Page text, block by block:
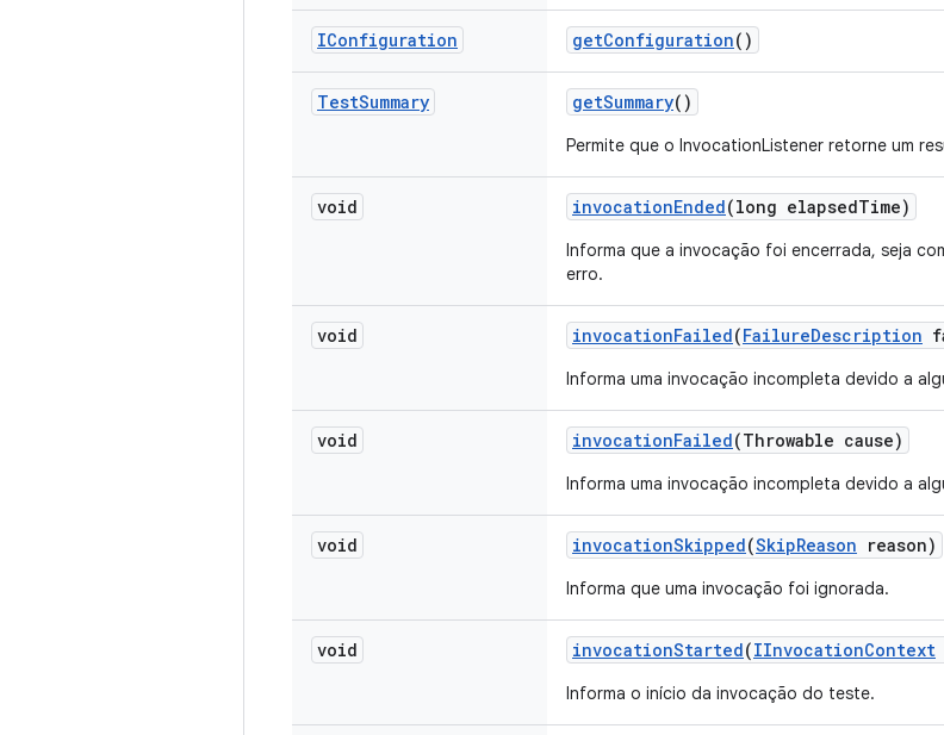
IConfiguration getConfiguration()
TestSummary getSummary()
Permite que o InvocationListener retorne um
void invocationEnded(long elapsedTime)
Informa que a invocação foi encerrada, seja
erro.
void invocationFailed(FailureDescription
Informa uma invocação incompleta devido a
void invocationFailed(Throwable cause)
Informa uma invocação incompleta devido a
void invocationSkipped(SkipReason reason)
Informa que uma invocação foi ignorada.
void invocationStarted(IInvocationContext
Informa o início da invocação do teste.